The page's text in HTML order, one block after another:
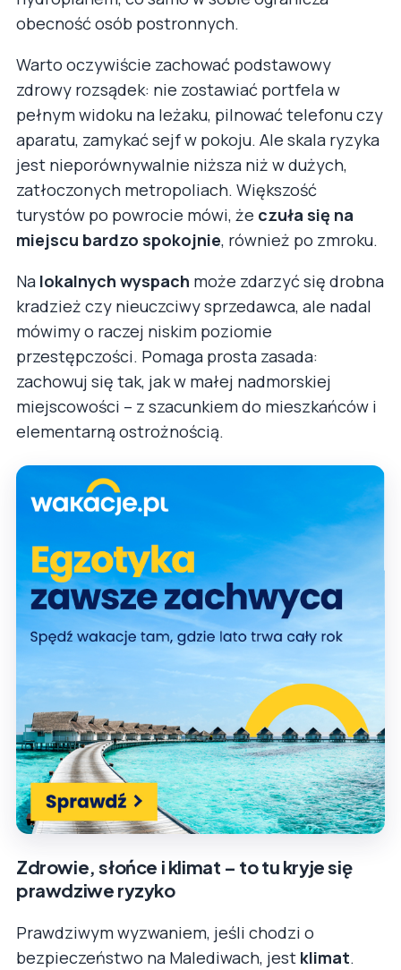
obecność osób postronnych.
Warto oczywiście zachować podstawowy
zdrowy rozsądek: nie zostawiać portfela w
pełnym widoku na leżaku, pilnować telefonu czy
aparatu, zamykać sejf w pokoju. Ale skala ryzyka
jest nieporównywalnie niższa niż w dużych,
zatłoczonych metropoliach. Większość
turystów po powrocie mówi, że czuła się na
miejscu bardzo spokojnie, również po zmroku.
Na lokalnych wyspach może zdarzyć się drobna
kradzież czy nieuczciwy sprzedawca, ale nadal
mówimy o raczej niskim poziomie
przestępczości. Pomaga prosta zasada:
zachowuj się tak, jak w małej nadmorskiej
miejscowości – z szacunkiem do mieszkańców i
elementarną ostrożnością.
Zdrowie, słońce i klimat – to tu kryje się
prawdziwe ryzyko
Prawdziwym wyzwaniem, jeśli chodzi o
bezpieczeństwo na Malediwach, jest klimat.